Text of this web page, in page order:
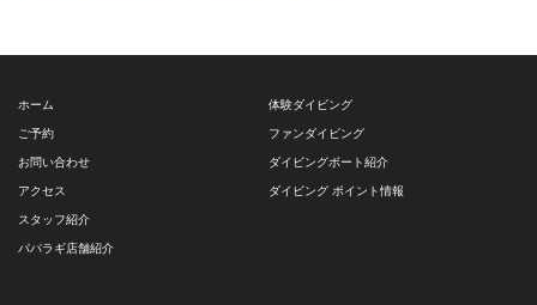
ホーム
ご予約
お問い合わせ
アクセス
スタッフ紹介
パパラギ店舗紹介
体験ダイビング
ファンダイビング
ダイビングボート紹介
ダイビング ポイント情報